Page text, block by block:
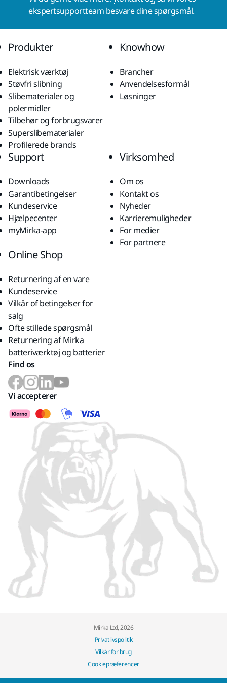
ekspertsupportteam besvare dine spørgsmål.
Produkter
Elektrisk værktøj
Støvfri slibning
Slibematerialer og
polermidler
Tilbehør og forbrugsvarer
Superslibematerialer
Profilerede brands
Knowhow
Brancher
Anvendelsesformål
Løsninger
Support
Downloads
Garantibetingelser
Kundeservice
Hjælpecenter
myMirka-app
Virksomhed
Om os
Kontakt os
Nyheder
Karrieremuligheder
For medier
For partnere
Online Shop
Returnering af en vare
Kundeservice
Vilkår of betingelser for
salg
Ofte stillede spørgsmål
Returnering af Mirka
batteriværktøj og batterier
Find os
Vi accepterer
Mirka Ltd, 2026
Privatlivspolitik
Vilkår for brug
Cookiepræferencer